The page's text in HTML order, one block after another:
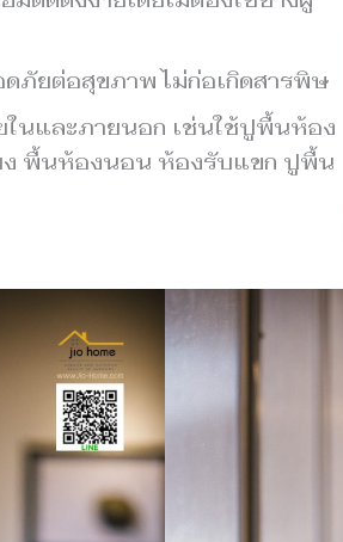
ภัยต่อสุขภาพ ไม่ก่อเกิดสารพิษ
ในและภายนอก เช่นใช้ปูพื้นห้อง
ง พื้นห้องนอน ห้องรับแขก ปูพื้น